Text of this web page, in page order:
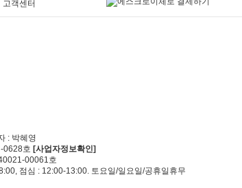
고객센터
: 박혜영
0628호 [사업자정보확인]
00061호
점심 : 12:00-13:00. 토요일/일요일/공휴일휴무